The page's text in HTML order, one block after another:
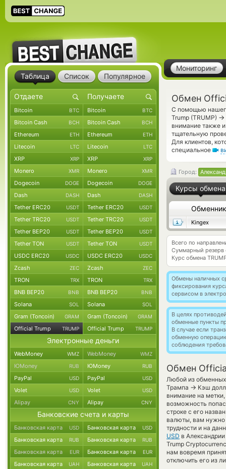
Мониторинг
Обмен
С помощью
Trump (TRUMP) →
внимание также
тщательную
Для клиентов,
специальное
Город:
Курсы обмена
Обменник
Kingex
Всего по
Суммарный резерв
Курс обмена
Обмены наличных
фиксирования
сервисом в
В целях
обменные пункты
В случае если
обменную
соблюдения
Обмен
Любой из обменных
Трампа → Кэш
внимание на
возможность
строке с его
валюты, вам нужно
трудности и на
USD в
Trump
нам вовремя
отключить его из
Таблица Список Популярное
Bitcoin BTC Bitcoin BTC
Bitcoin Cash BCH Bitcoin Cash BCH
Ethereum ETH Ethereum ETH
Litecoin LTC Litecoin LTC
XRP XRP XRP XRP
Monero XMR Monero XMR
Dogecoin DOGE Dogecoin DOGE
Dash DASH Dash DASH
Tether ERC20 USDT Tether ERC20 USDT
Tether TRC20 USDT Tether TRC20 USDT
Tether BEP20 USDT Tether BEP20 USDT
Tether TON USDT Tether TON USDT
USDC ERC20 USDC USDC ERC20 USDC
Zcash ZEC Zcash ZEC
TRON TRX TRON TRX
BNB BEP20 BNB BNB BEP20 BNB
Solana SOL Solana SOL
Gram (Toncoin) GRAM Gram (Toncoin) GRAM
Official Trump TRUMP Official Trump TRUMP
Электронные деньги
WebMoney WMZ WebMoney WMZ
ЮMoney RUB ЮMoney RUB
PayPal USD PayPal USD
Volet USD Volet USD
Alipay CNY Alipay CNY
Банковские счета и карты
Банковская карта USD Банковская карта USD
Банковская карта RUB Банковская карта RUB
Банковская карта EUR Банковская карта EUR
Банковская карта UAH Банковская карта UAH